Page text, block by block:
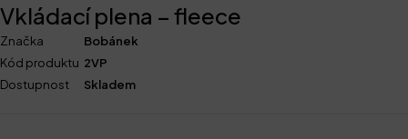
Vkládací plena – fleece
Značka
Bobánek
Kód produktu 2VP
Dostupnost
Skladem